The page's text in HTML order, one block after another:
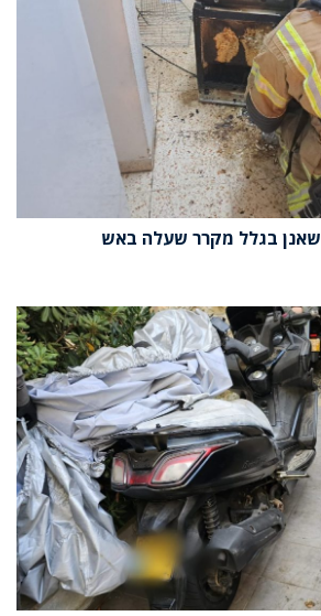
שאנן בגלל מקרר שעלה באש